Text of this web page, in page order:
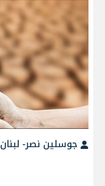
جوسلين نصر- لبنان 24